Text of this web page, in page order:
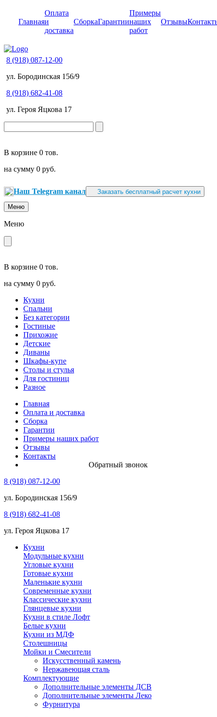
Главная
Оплата
и
доставка
СборкаГарантии
Примеры
наших
работ
Отзывы
8 (918) 087-12-00
ул. Бородинская 156/9
8 (918) 682-41-08
ул. Героя Яцкова 17
В корзине 0 тов.
на сумму 0 руб.
Наш Telegram канал Заказать бесплатный расчет кухни
Меню
Меню
В корзине 0 тов.
на сумму 0 руб.
Кухни
Спальни
Без категории
Гостиные
Прихожие
Детские
Диваны
Шкафы-купе
Столы и стулья
Для гостиниц
Разное
Главная
Оплата и доставка
Сборка
Гарантии
Примеры наших работ
Отзывы
Контакты
Обратный звонок
8 (918) 087-12-00
ул. Бородинская 156/9
8 (918) 682-41-08
ул. Героя Яцкова 17
Кухни
Модульные кухни
Угловые кухни
Готовые кухни
Маленькие кухни
Современные кухни
Классические кухни
Глянцевые кухни
Кухни в стиле Лофт
Белые кухни
Кухни из МДФ
Столешницы
Мойки и Смесители
Искусственный камень
Нержавеющая сталь
Комплектующие
Дополнительные элементы ДСВ
Дополнительные элементы Леко
Фурнитура